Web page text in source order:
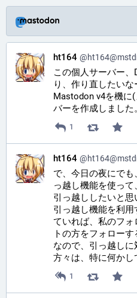
ht164
この個人サーバー
り、作り直したいな
Mastodon v4を機に
バーを作成しました。
1
ht164
で、今日の夜にで
っ越し機能を使っ
引っ越ししたいと思
引っ越し機能を利
ていれば、私のフ
トの方をフォロー
なので、引っ越し
方々は、特に何か
1